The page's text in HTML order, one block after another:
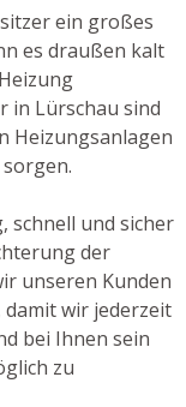
ein großes
es draußen kalt
in Lürschau sind
Heizungsanlagen
schnell und sicher
der
unseren Kunden
wir jederzeit
bei Ihnen sein
zu